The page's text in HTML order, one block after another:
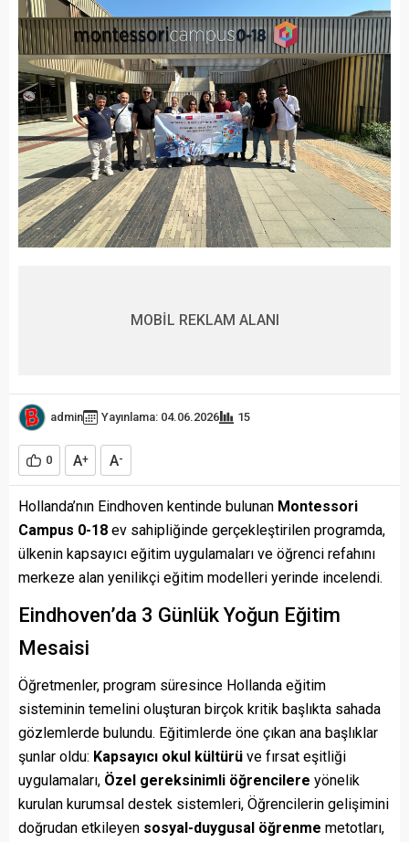
MOBİL REKLAM ALANI
admin Yayınlama: 04.06.2026 15
0 A+ A-
Hollanda’nın Eindhoven kentinde bulunan Montessori
Campus 0-18 ev sahipliğinde gerçekleştirilen programda,
ülkenin kapsayıcı eğitim uygulamaları ve öğrenci refahını
merkeze alan yenilikçi eğitim modelleri yerinde incelendi.
Eindhoven’da 3 Günlük Yoğun Eğitim
Mesaisi
Öğretmenler, program süresince Hollanda eğitim
sisteminin temelini oluşturan birçok kritik başlıkta sahada
gözlemlerde bulundu. Eğitimlerde öne çıkan ana başlıklar
şunlar oldu: Kapsayıcı okul kültürü ve fırsat eşitliği
uygulamaları, Özel gereksinimli öğrencilere yönelik
kurulan kurumsal destek sistemleri, Öğrencilerin gelişimini
doğrudan etkileyen sosyal-duygusal öğrenme metotları,